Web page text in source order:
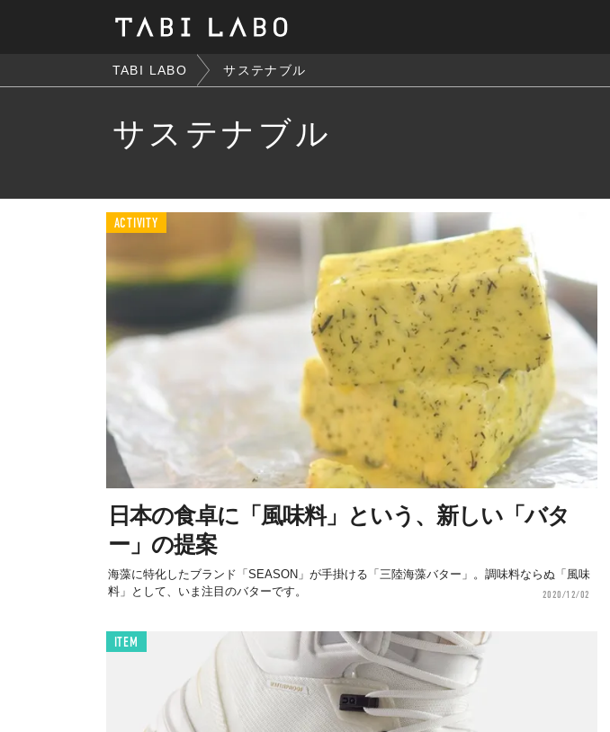
TABI LABO サステナブル
サステナブル
ACTIVITY
日本の食卓に「風味料」という、新しい「バタ
ー」の提案
海藻に特化したブランド「SEASON」が手掛ける「三陸海藻バター」。調味料ならぬ「風味
料」として、いま注目のバターです。
2020/12/02
ITEM